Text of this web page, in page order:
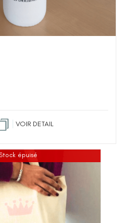
VOIR DETAIL
Stock épuisé